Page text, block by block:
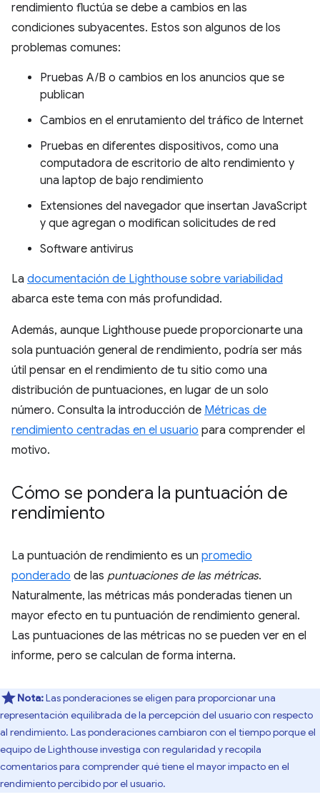
rendimiento fluctúa se debe a cambios en las
condiciones subyacentes. Estos son algunos de los
problemas comunes:
Pruebas A/B o cambios en los anuncios que se
publican
Cambios en el enrutamiento del tráfico de Internet
Pruebas en diferentes dispositivos, como una
computadora de escritorio de alto rendimiento y
una laptop de bajo rendimiento
Extensiones del navegador que insertan JavaScript
y que agregan o modifican solicitudes de red
Software antivirus
La documentación de Lighthouse sobre variabilidad
abarca este tema con más profundidad.
Además, aunque Lighthouse puede proporcionarte una
sola puntuación general de rendimiento, podría ser más
útil pensar en el rendimiento de tu sitio como una
distribución de puntuaciones, en lugar de un solo
número. Consulta la introducción de Métricas de
rendimiento centradas en el usuario para comprender el
motivo.
Cómo se pondera la puntuación de
rendimiento
La puntuación de rendimiento es un promedio
ponderado de las puntuaciones de las métricas.
Naturalmente, las métricas más ponderadas tienen un
mayor efecto en tu puntuación de rendimiento general.
Las puntuaciones de las métricas no se pueden ver en el
informe, pero se calculan de forma interna.
Nota:Las ponderaciones se eligen para proporcionar una
representación equilibrada de la percepción del usuario con respecto
al rendimiento. Las ponderaciones cambiaron con el tiempo porque el
equipo de Lighthouse investiga con regularidad y recopila
comentarios para comprender qué tiene el mayor impacto en el
rendimiento percibido por el usuario.